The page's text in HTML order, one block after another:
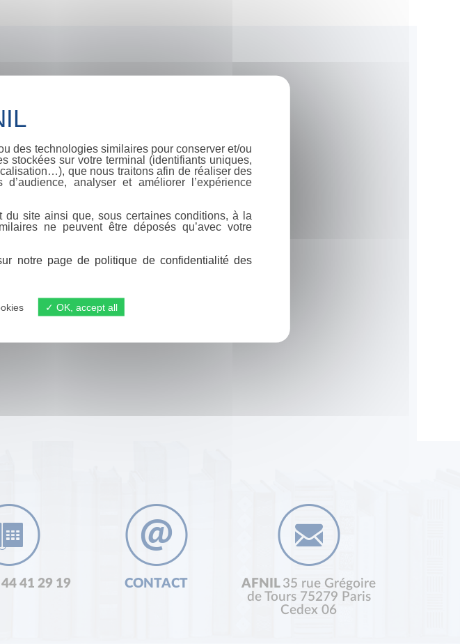
41 29 19 CONTACT AFNIL 35 rue Grégoire
de Tours 75279 Paris
Cedex 06
des technologies similaires pour conserver et/ou
stockées sur votre terminal (identifiants uniques,
que nous traitons afin de réaliser des
analyser et améliorer l’expérience
du site ainsi que, sous certaines conditions, à la
ne peuvent être déposés qu’avec votre
notre page de politique de confidentialité des
OK, accept all